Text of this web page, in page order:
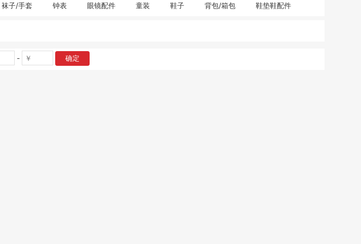
袜子/手套 钟表 眼镜配件 童装 鞋子 背包/箱包 鞋垫鞋配件
- 确定